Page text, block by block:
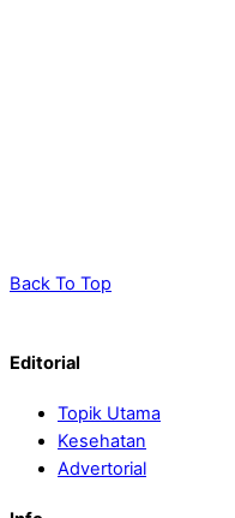
Back To Top
Editorial
Topik Utama
Kesehatan
Advertorial